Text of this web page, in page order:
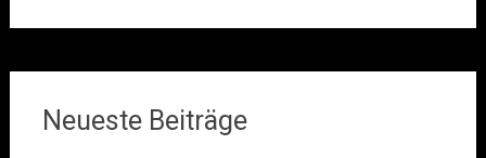
Neueste Beiträge